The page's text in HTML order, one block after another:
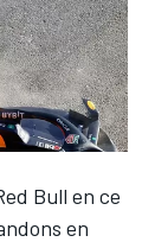
Bull en ce
en